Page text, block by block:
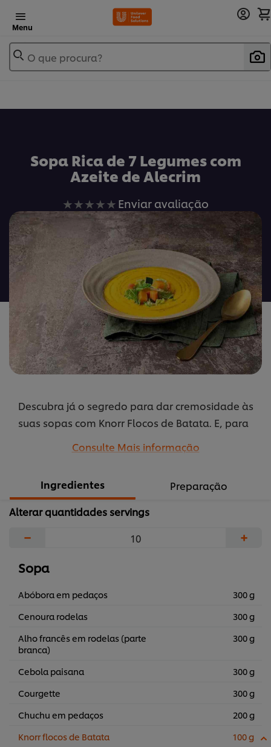
Menu
O que procura?
Sopa Rica de 7 Legumes com
Azeite de Alecrim
Nenhuma
avaliação
enviada
para
este
recipe
Enviar avaliação
Descubra já o segredo para dar cremosidade às
suas sopas com Knorr Flocos de Batata. E, para
temperar com Azeite Gallo com aroma de
Consulte Mais informação
Ingredientes
Preparação
Alterar quantidades servings
− +
Sopa
Abóbora em pedaços
300 g
Cenoura rodelas
300 g
Alho francês em rodelas (parte
branca)
300 g
Cebola paisana
300 g
Courgette
300 g
Chuchu em pedaços
200 g
Knorr flocos de Batata
100 g